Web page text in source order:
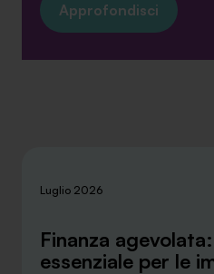
Approfondisci
Luglio 2026
Finanza
essenziale per le